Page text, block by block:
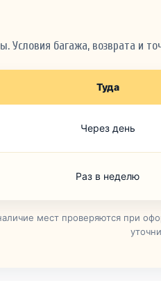
багажа, возврата и
Туда
Через день
Раз в неделю
мест проверяются при